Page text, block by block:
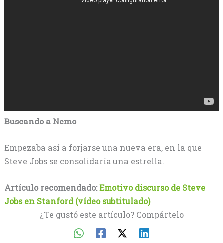
Buscando a Nemo
Empezaba así a forjarse una nueva era, en la que
Steve Jobs se consolidaría una estrella.
Artículo recomendado:Emotivo discurso de Steve
Jobs en Stanford (vídeo subtitulado)
¿Te gustó este artículo? Compártelo